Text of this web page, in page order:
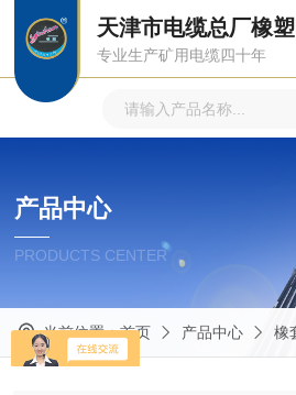
天津市电缆总厂橡
专业生产矿用电缆四十年
产品中心
PRODUCTS CENTER
当前位置：首页 产品中心 橡